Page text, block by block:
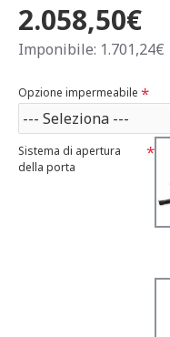
2.058,50€
Imponibile: 1.701,24€
Opzione impermeabile
Sistema di apertura
della porta